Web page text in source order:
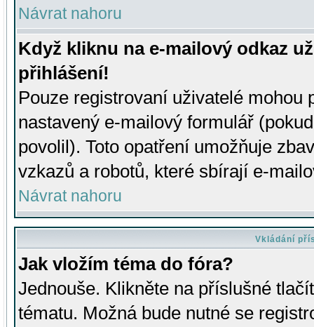
Návrat nahoru
Když kliknu na e-mailový odkaz
přihlášení!
Pouze registrovaní uživatelé mohou
nastavený e-mailový formulář
povolil). Toto opatření umožňuje
vzkazů a robotů, které sbírají e-
Návrat nahoru
Vkládání
Jak vložím téma do fóra?
Jednouše. Klikněte na příslušné
tématu. Možná bude nutné se